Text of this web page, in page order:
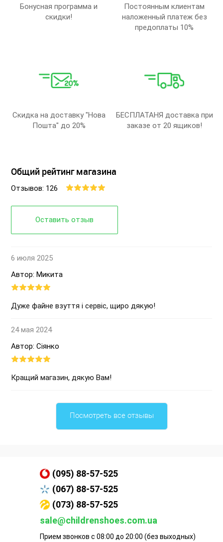
Бонусная программа и
скидки!
Постоянным клиентам
наложенный платеж без
предоплаты 10%
Скидка на доставку "Нова
Пошта" до 20%
БЕСПЛАТАНЯ доставка при
заказе от 20 ящиков!
Общий рейтинг магазина
Отзывов: 126
Оставить отзыв
6 июля 2025
Автор: Микита
Дуже файне взуття і сервіс, щиро дякую!
24 мая 2024
Автор: Сіянко
Кращий магазин, дякую Вам!
Посмотреть все отзывы
(095) 88-57-525
(067) 88-57-525
(073) 88-57-525
sale@childrenshoes.com.ua
Прием звонков с 08:00 до 20:00 (без выходных)